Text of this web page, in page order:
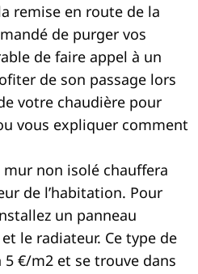
remise en route de la
de purger vos
de faire appel à un
de son passage lors
votre chaudière pour
vous expliquer comment
non isolé chauffera
de l’habitation. Pour
un panneau
le radiateur. Ce type de
€/m2 et se trouve dans